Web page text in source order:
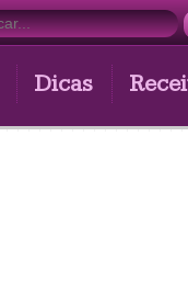
Dicas